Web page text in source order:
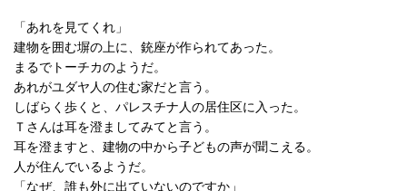
「あれを見てくれ」
建物を囲む塀の上に、銃座が作られてあった。
まるでトーチカのようだ。
あれがユダヤ人の住む家だと言う。
しばらく歩くと、パレスチナ人の居住区に入った。
Ｔさんは耳を澄ましてみてと言う。
耳を澄ますと、建物の中から子どもの声が聞こえる。
人が住んでいるようだ。
「なぜ、誰も外に出ていないのですか」